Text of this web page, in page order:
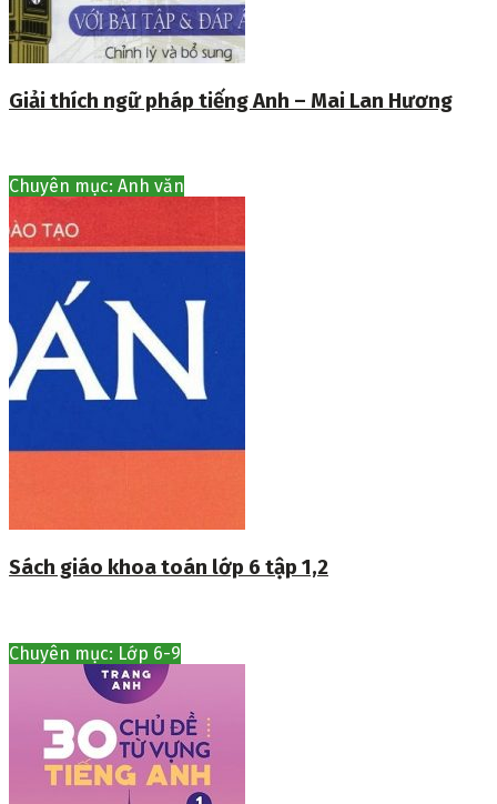
Giải thích ngữ pháp tiếng Anh – Mai Lan Hương
Chuyên mục: Anh văn
Sách giáo khoa toán lớp 6 tập 1,2
Chuyên mục: Lớp 6-9